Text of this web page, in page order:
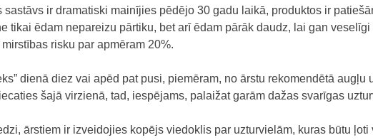
sastāvs ir dramatiski mainījies pēdējo 30 gadu laikā, produktos ir
tikai ēdam nepareizu pārtiku, bet arī ēdam pārāk daudz, lai gan
risku par apmēram 20%.
dienā diez vai apēd pat pusi, piemēram, no ārstu rekomendētā augļu
šajā virzienā, tad, iespējams, palaižat garām dažas svarīgas
ārstiem ir izveidojies kopējs viedoklis par uzturvielām, kuras būtu ļoti